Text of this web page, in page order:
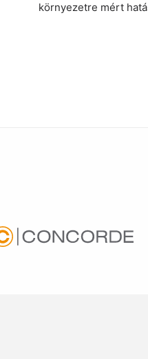
környezetre mért